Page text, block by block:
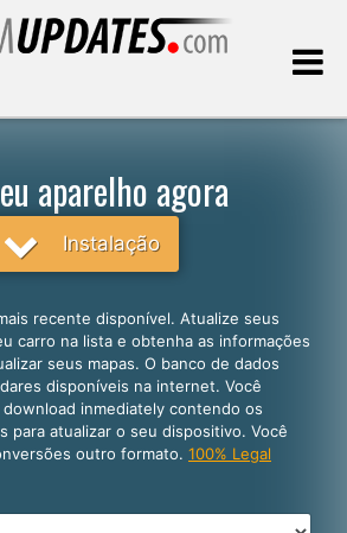
aparelho agora
Instalação
recente disponível. Atualize seus
carro na lista e obtenha as informações
seus mapas. O banco de dados
disponíveis na internet. Você
inmediately contendo os
para atualizar o seu dispositivo. Você
outro formato. 100% Legal